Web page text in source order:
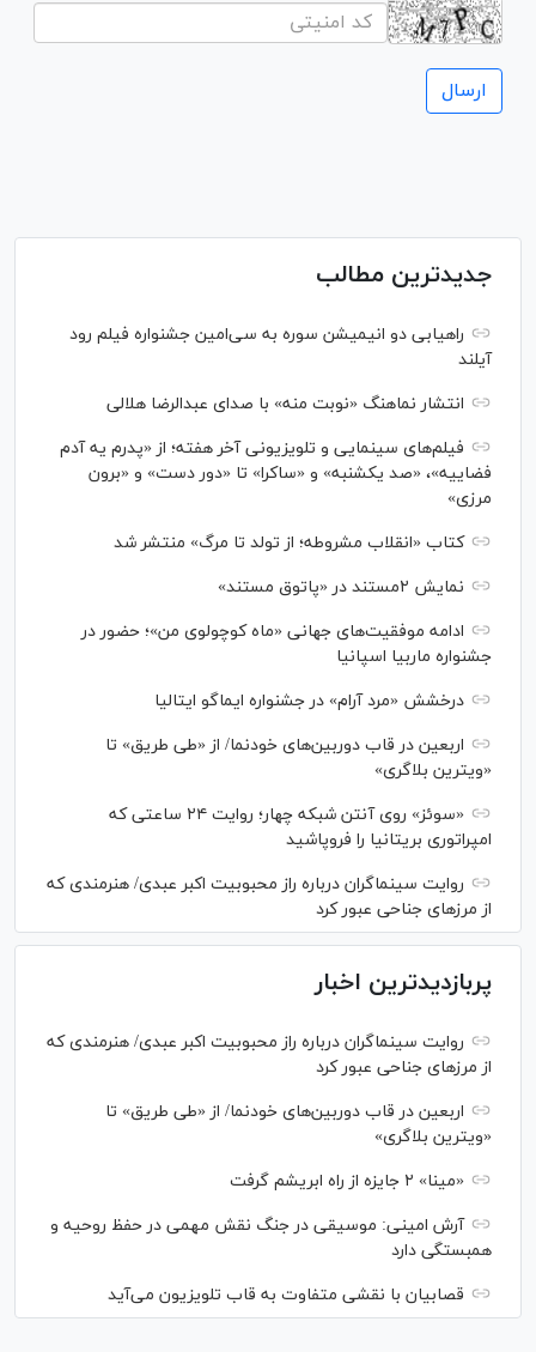
جدیدترین مطالب
راهیابی دو انیمیشن سوره به سی‌امین جشنواره فیلم رود
آیلند
انتشار نماهنگ «نوبت منه» با صدای عبدالرضا هلالی
فیلم‌های سینمایی و تلویزیونی آخر هفته؛ از «پدرم یه آدم
فضاییه»، «صد یکشنبه» و «ساکرا» تا «دور دست» و «برون
مرزی»
کتاب «انقلاب مشروطه؛ از تولد تا مرگ» منتشر شد
نمایش ۲مستند در «پاتوق مستند»
ادامه موفقیت‌های جهانی «ماه کوچولوی من»؛ حضور در
جشنواره ماربیا اسپانیا
درخشش «مرد آرام» در جشنواره ایماگو ایتالیا
اربعین در قاب دوربین‌های خودنما/ از «طی طریق» تا
«ویترین بلاگری»
«سوئز» روی آنتن شبکه چهار؛ روایت ۲۴ ساعتی که
امپراتوری بریتانیا را فروپاشید
روایت سینماگران درباره راز محبوبیت اکبر عبدی/ هنرمندی که
از مرزهای جناحی عبور کرد
پربازدیدترین اخبار
روایت سینماگران درباره راز محبوبیت اکبر عبدی/ هنرمندی که
از مرزهای جناحی عبور کرد
اربعین در قاب دوربین‌های خودنما/ از «طی طریق» تا
«ویترین بلاگری»
«مینا» ۲ جایزه از راه ابریشم گرفت
آرش امینی: موسیقی در جنگ نقش مهمی در حفظ روحیه و
همبستگی دارد
قصابیان با نقشی متفاوت به قاب تلویزیون می‌آید